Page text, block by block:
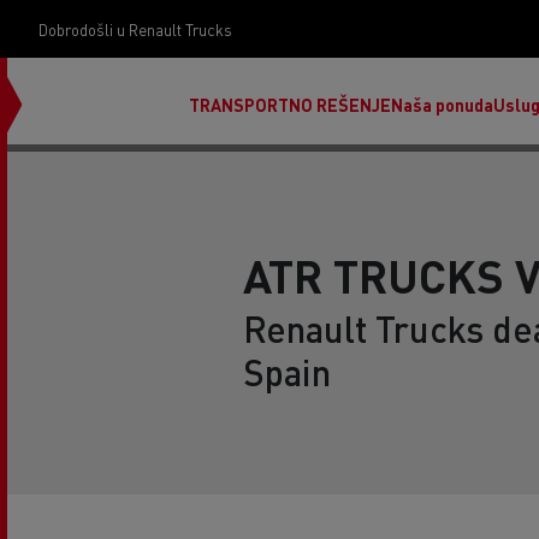
Dobrodošli u Renault Trucks
TRANSPORTNO REŠENJENaša ponuda
ATR TRUCKS
Renault Trucks
Spain